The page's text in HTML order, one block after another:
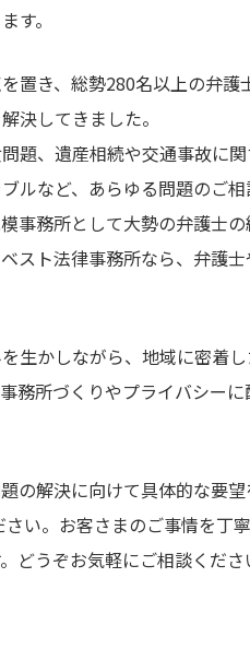
す。
置き、総勢280名以上の弁
決してきました。
題、遺産相続や交通事故に
ルなど、あらゆる問題のご
事務所として大勢の弁護士の
スト法律事務所なら、弁護
生かしながら、地域に密着
務所づくりやプライバシー
の解決に向けて具体的な要
い。お客さまのご事情を丁
どうぞお気軽にご相談くださ